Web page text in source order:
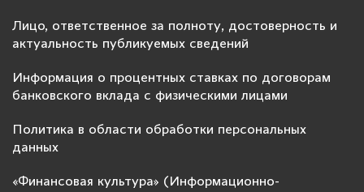
Лицо, ответственное за полноту, достоверность и
актуальность публикуемых сведений
Информация о процентных ставках по договорам
банковского вклада с физическими лицами
Политика в области обработки персональных
данных
«Финансовая культура» (Информационно-